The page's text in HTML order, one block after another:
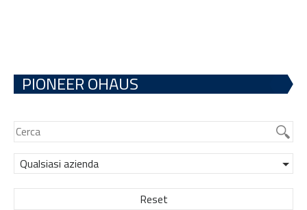
PIONEER OHAUS
Qualsiasi azienda
Reset